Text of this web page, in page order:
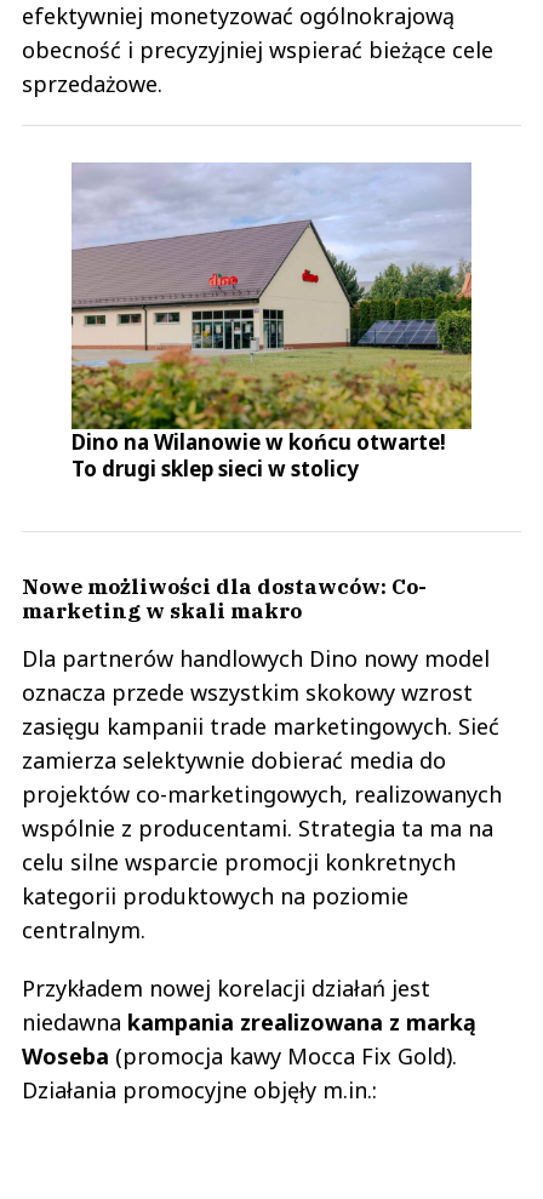
efektywniej monetyzować ogólnokrajową
obecność i precyzyjniej wspierać bieżące cele
sprzedażowe.
Dino na Wilanowie w końcu otwarte!
To drugi sklep sieci w stolicy
Nowe możliwości dla dostawców: Co-
marketing w skali makro
Dla partnerów handlowych Dino nowy model
oznacza przede wszystkim skokowy wzrost
zasięgu kampanii trade marketingowych. Sieć
zamierza selektywnie dobierać media do
projektów co-marketingowych, realizowanych
wspólnie z producentami. Strategia ta ma na
celu silne wsparcie promocji konkretnych
kategorii produktowych na poziomie
centralnym.
Przykładem nowej korelacji działań jest
niedawna kampania zrealizowana z marką
Woseba (promocja kawy Mocca Fix Gold).
Działania promocyjne objęły m.in.: